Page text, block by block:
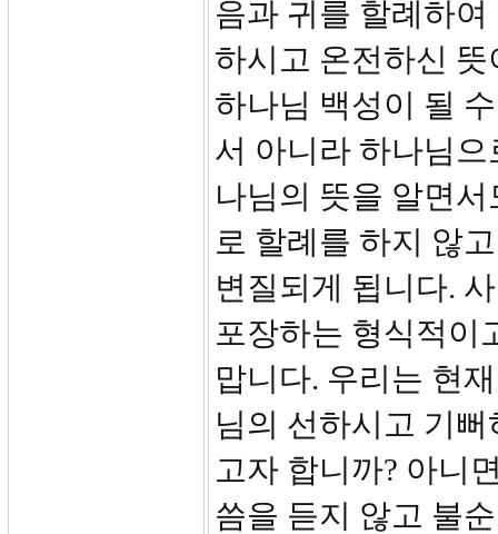
음과 귀를 할례하
하시고 온전하신
하나님 백성이 될
서 아니라 하나님
나님의 뜻을 알면
로 할례를 하지 않
변질되게 됩니다.
포장하는 형식적이
맙니다. 우리는 현
님의 선하시고 기
고자 합니까? 아니
씀을 듣지 않고 불